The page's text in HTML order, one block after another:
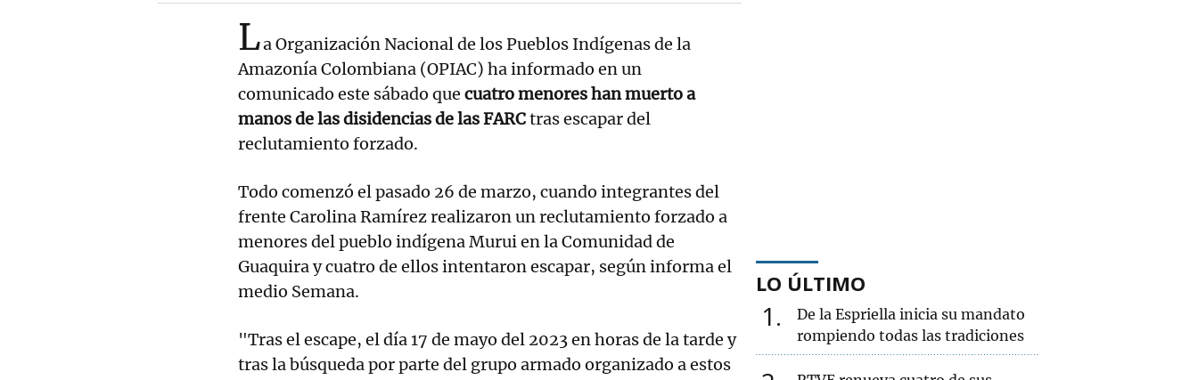
La Organización Nacional de los Pueblos Indígenas de la
Amazonía Colombiana (OPIAC) ha informado en un
comunicado este sábado que cuatro menores han muerto a
manos de las disidencias de las FARCtras escapar del
reclutamiento forzado.
Todo comenzó el pasado 26 de marzo, cuando integrantes del
frente Carolina Ramírez realizaron un reclutamiento forzado a
menores del pueblo indígena Murui en la Comunidad de
Guaquira y cuatro de ellos intentaron escapar, según informa el
medio Semana.
"Tras el escape, el día 17 de mayo del 2023 en horas de la tarde y
tras la búsqueda por parte del grupo armado organizado a estos
LO ÚLTIMO
1
De la Espriella inicia su mandato
rompiendo todas las tradiciones